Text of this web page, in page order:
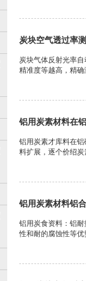
炭块空气透过率
炭块气体反射光率
精准度等越高，精
铝用炭素材料在
铝用炭素才库料在
料扩展，逐个价绍
铝用炭素材料铝
铝用炭食资料：铝
性和耐的腐蚀性等